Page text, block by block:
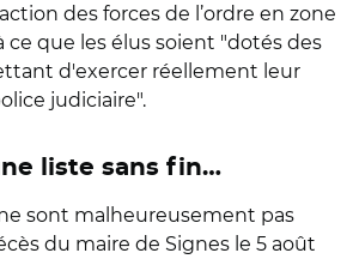
des forces de l’ordre en zone
que les élus soient "dotés des
d'exercer réellement leur
judiciaire".
liste sans fin…
sont malheureusement pas
du maire de Signes le 5 août